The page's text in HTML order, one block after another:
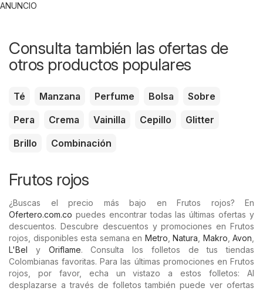
ANUNCIO
Consulta también las ofertas de
otros productos populares
Té Manzana Perfume Bolsa
Sobre
Pera
Crema Vainilla Cepillo
Glitter
Brillo
Combinación
Frutos rojos
¿Buscas el precio más bajo en Frutos rojos? En
Ofertero.com.co puedes encontrar todas las últimas ofertas y
descuentos. Descubre descuentos y promociones en Frutos
rojos, disponibles esta semana en Metro Natura Makro Avon
L'Bel y Oriflame. Consulta los folletos de tus tiendas
Colombianas favoritas. Para las últimas promociones en Frutos
rojos, por favor, echa un vistazo a estos folletos: Al
desplazarse a través de folletos también puede ver ofertas